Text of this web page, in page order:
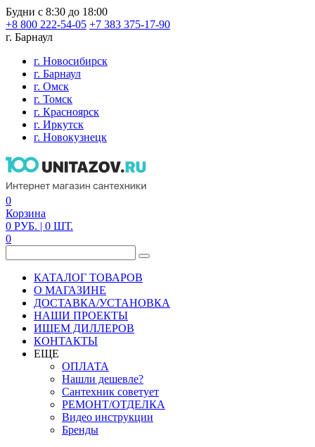
Будни с 8:30 до 18:00
+8 800 222-54-05 +7 383 375-17-90
г. Барнаул
г. Новосибирск
г. Барнаул
г. Омск
г. Томск
г. Красноярск
г. Иркутск
г. Новокузнецк
0
Корзина
0 РУБ. | 0 ШТ.
0
КАТАЛОГ ТОВАРОВ
О МАГАЗИНЕ
ДОСТАВКА/УСТАНОВКА
НАШИ ПРОЕКТЫ
ИЩЕМ ДИЛЛЕРОВ
КОНТАКТЫ
ЕЩЕ
ОПЛАТА
Нашли дешевле?
Сантехник советует
РЕМОНТ/ОТДЕЛКА
Видео инструкции
Бренды